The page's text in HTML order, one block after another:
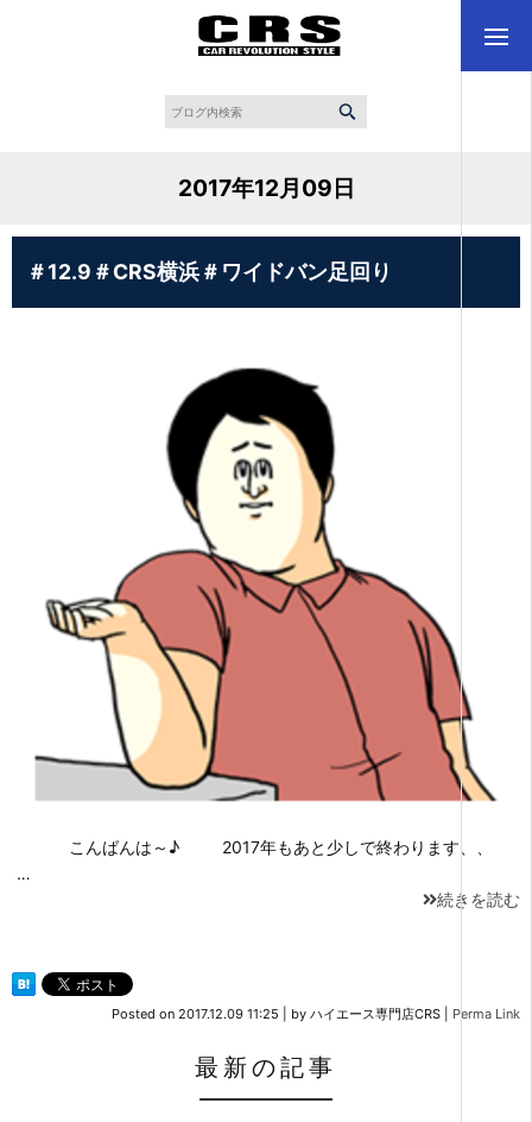
2017年12月09日
＃12.9＃CRS横浜＃ワイドバン足回り
こんばんは～♪ 2017年もあと少しで終わります、、
…
続きを読む
Posted on 2017.12.09 11:25 by ハイエース専門店CRS Perma Link
最新の記事